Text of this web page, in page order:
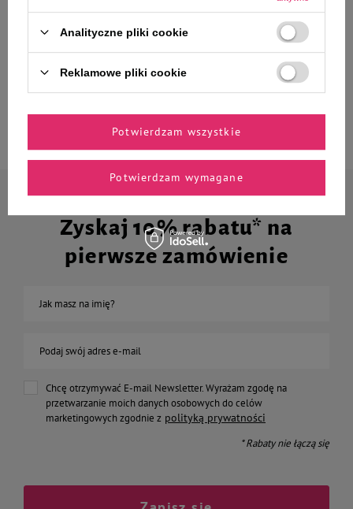
MAU Mus Karma mokra dla kota
nasionami chia i miętą zestaw 10
x 85 g
40,30 zł
MAU Mus Karma mokra dla kota
sterylizowanego dziczyzna z
jagodami zestaw 10 x 85 g
40,30 zł
Zapisz się do naszego newslettera
Zyskaj 10% rabatu* na
pierwsze zamówienie
Jak masz na imię?
Podaj swój adres e-mail
Chcę otrzymywać E-mail Newsletter. Wyrażam zgodę na
przetwarzanie moich danych osobowych do celów
marketingowych zgodnie z polityką prywatności
* Rabaty nie łączą się
Analityczne pliki cookie
Reklamowe pliki cookie
Potwierdzam wymagane
Potwierdzam wszystkie